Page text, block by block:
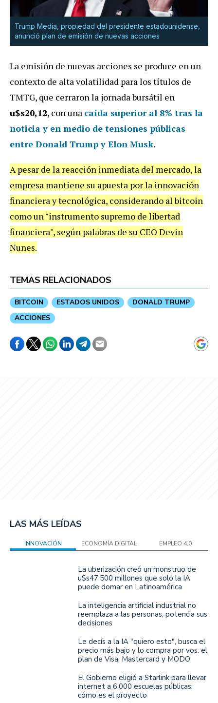
Trump Media, propiedad del presidente estadounidense,
anunció plan de emisión de nuevas acciones
La emisión de nuevas acciones se produce en un
contexto de alta volatilidad para los títulos de
TMTG, que cerraron la jornada bursátil en
u$s20,12, con una caída superior al 8% tras la
noticia y en medio de tensiones públicas
entre Donald Trump y Elon Musk.
A pesar de la reacción inmediata del mercado, la
empresa mantiene su apuesta por la innovación
financiera y tecnológica, considerando al bitcoin
como un "instrumento supremo de libertad
financiera", según palabras de su CEO Devin
Nunes.
TEMAS RELACIONADOS
BITCOIN ESTADOS UNIDOS
DONALD TRUMP
ACCIONES
LAS MÁS LEÍDAS
INNOVACIÓN ECONOMÍA DIGITAL EMPLEO 4.0
La uberización creó un monstruo de
u$s47.500 millones que solo la IA
puede domar en Latinoamérica
La inteligencia artificial industrial no
reemplaza a las personas, potencia sus
decisiones
Le decís a la IA "quiero esto", busca el
precio más bajo y lo compra por vos: el
plan de Visa, Mastercard y MODO
El Gobierno eligió a Starlink para llevar
internet a 6.000 escuelas públicas:
cómo es el proyecto